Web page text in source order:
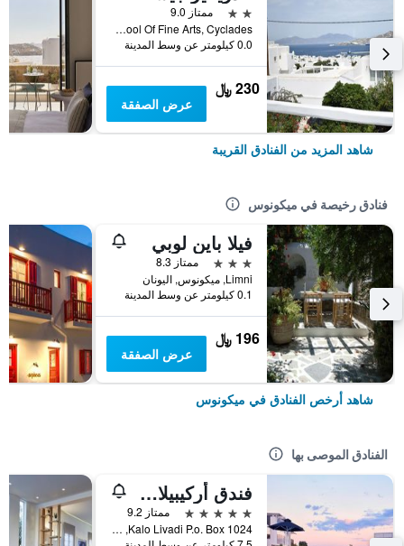
2 نجمتين
ممتاز 9.0
School Of Fine Arts, Cyclades, ميكونوس, اليونان
0.0 كيلومتر عن وسط المدينة
230 ﷼
عرض الصفقة
شاهد المزيد من الفنادق القريبة
فنادق رخيصة في ميكونوس
فيلا باين لوبي
3 نجوم
ممتاز 8.3
Limni, ميكونوس, اليونان
0.1 كيلومتر عن وسط المدينة
196 ﷼
عرض الصفقة
شاهد أرخص الفنادق في ميكونوس
الفنادق الموصى بها
فندق أركيبيلاغوس - فنادق صمول لكجوري أوف ذا وورلد
5 نجوم
ممتاز 9.2
Kalo Livadi P.o. Box 1024, ميكونوس, اليونان